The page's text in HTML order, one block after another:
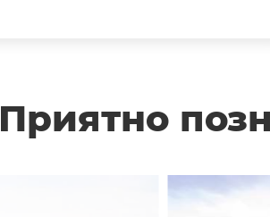
Приятно